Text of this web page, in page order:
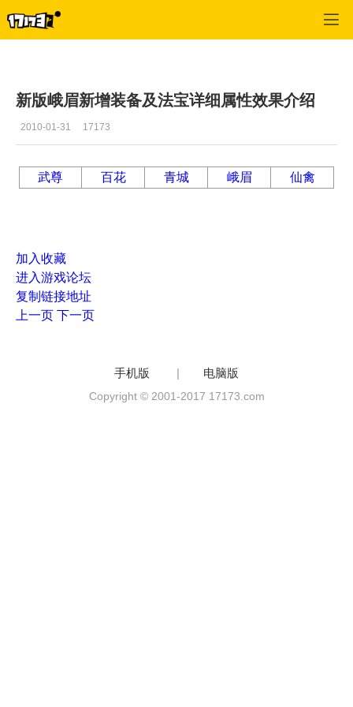
新版峨眉新增装备及法宝详细属性效果介绍
2010-01-31 17173
武尊 百花 青城 峨眉 仙禽
加入收藏
进入游戏论坛
复制链接地址
上一页 下一页
手机版 | 电脑版
Copyright © 2001-2017 17173.com